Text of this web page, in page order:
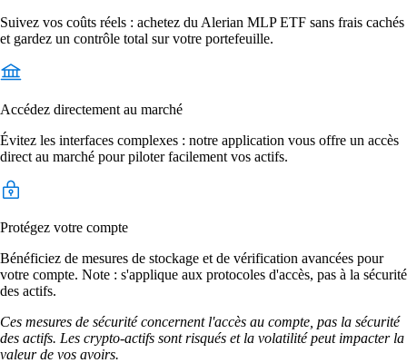
Suivez vos coûts réels : achetez du Alerian MLP ETF sans frais cachés
et gardez un contrôle total sur votre portefeuille.
Accédez directement au marché
Évitez les interfaces complexes : notre application vous offre un accès
direct au marché pour piloter facilement vos actifs.
Protégez votre compte
Bénéficiez de mesures de stockage et de vérification avancées pour
votre compte. Note : s'applique aux protocoles d'accès, pas à la sécurité
des actifs.
Ces mesures de sécurité concernent l'accès au compte, pas la sécurité
des actifs. Les crypto-actifs sont risqués et la volatilité peut impacter la
valeur de vos avoirs.